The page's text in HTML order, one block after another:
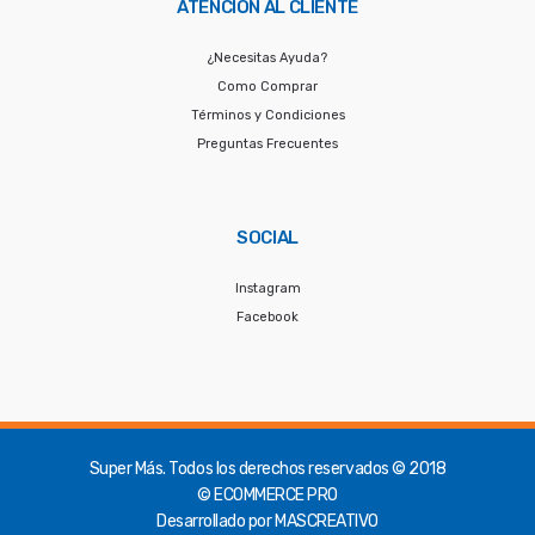
ATENCIÓN AL CLIENTE
¿Necesitas Ayuda?
Como Comprar
Términos y Condiciones
Preguntas Frecuentes
SOCIAL
Instagram
Facebook
Super Más. Todos los derechos reservados © 2018
© ECOMMERCE PRO
Desarrollado por MASCREATIVO